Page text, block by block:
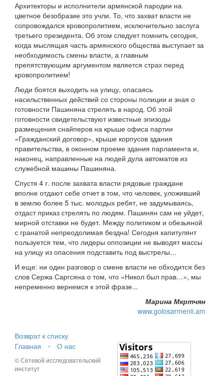
Архитекторы и исполнители армянской пародии на
цветное безобразие это учли. То, что захват власти не
сопровождался кровопролитием, исключительно заслуга
третьего президента. Об этом следует помнить сегодня,
когда мыслящая часть армянского общества выступает за
необходимость смены власти, а главным
препятствующим аргументом является страх перед
кровопролитием!
Люди боятся выходить на улицу, опасаясь
насильственных действий со стороны полиции и зная о
готовности Пашиняна стрелять в народ. Об этой
готовности свидетельствуют известные эпизоды
размещения снайперов на крыше офиса партии
«Гражданский договор», крыше корпусов здания
правительства, в оконном проеме здания парламента и,
наконец, направленные на людей дула автоматов из
служебной машины Пашиняна.
Спустя 4 г. после захвата власти рядовые граждане
вполне отдают себе отчет в том, что человек, уложивший
в землю более 5 тыс. молодых ребят, не задумываясь,
отдаст приказ стрелять по людям. Пашинян сам не уйдет,
мирной отставки не будет. Между политиком и обезьяной
с гранатой непреодолимая бездна! Сегодня капитулянт
пользуется тем, что лидеры оппозиции не выводят массы
на улицу из опасения подставить под выстрелы…
И еще: ни один разговор о смене власти не обходится без
слов Сержа Саргсяна о том, что «Никол был прав…», мы
непременно вернемся к этой фразе...
Марина Мкртчян
www.golosarmenii.am
Возврат к списку
Главная
⋅ О нас
© Сетевой исследовательский
институт